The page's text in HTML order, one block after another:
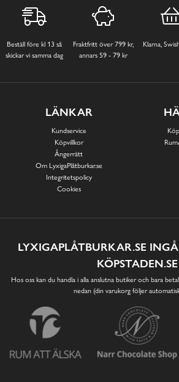
Beställ före kl 13 så
skickar vi samma dag
Fraktfritt över 799 kr,
annars 59 - 79 kr
Klarna,
LÄNKAR
Kundservice
Köpvillkor
Ångerrätt
Om LyxigaPlåtburkar.se
Integritetspolicy
Cookies
LYXIGAPLÅTBURKAR.SE
KÖPSTADEN.SE
Hos oss kan du handla i alla anslutna butiker och bara
nedan (din varukorg följer